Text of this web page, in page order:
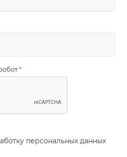
*
персональных данных